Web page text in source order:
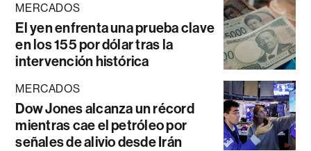
MERCADOS
El yen enfrenta una prueba clave
en los 155 por dólar tras la
intervención histórica
MERCADOS
Dow Jones alcanza un récord
mientras cae el petróleo por
señales de alivio desde Irán